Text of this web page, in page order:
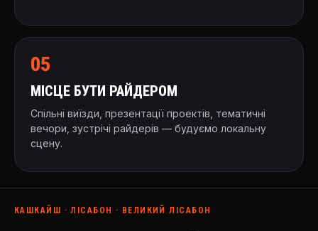
05
МІСЦЕ БУТИ РАЙДЕРОМ
Спільні виїзди, презентації проектів, тематичні
вечори, зустрічі райдерів — будуємо локальну
сцену.
КАШКАЙШ · ЛІСАБОН · ВЕЛИКИЙ ЛІСАБОН